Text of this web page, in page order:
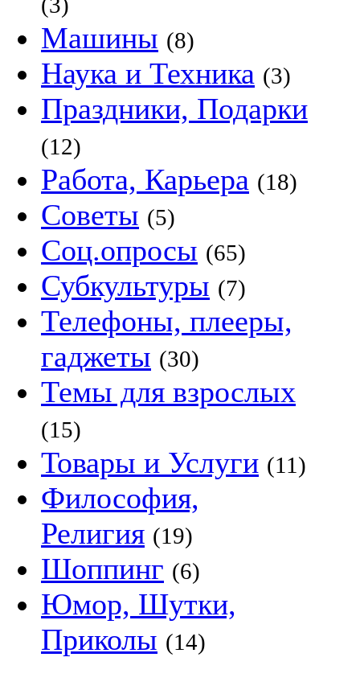
Машины (8)
Наука и Техника (3)
Праздники, Подарки
(12)
Работа, Карьера (18)
Советы (5)
Соц.опросы (65)
Субкультуры (7)
Телефоны, плееры,
гаджеты (30)
Темы для взрослых
(15)
Товары и Услуги (11)
Философия,
Религия (19)
Шоппинг (6)
Юмор, Шутки,
Приколы (14)